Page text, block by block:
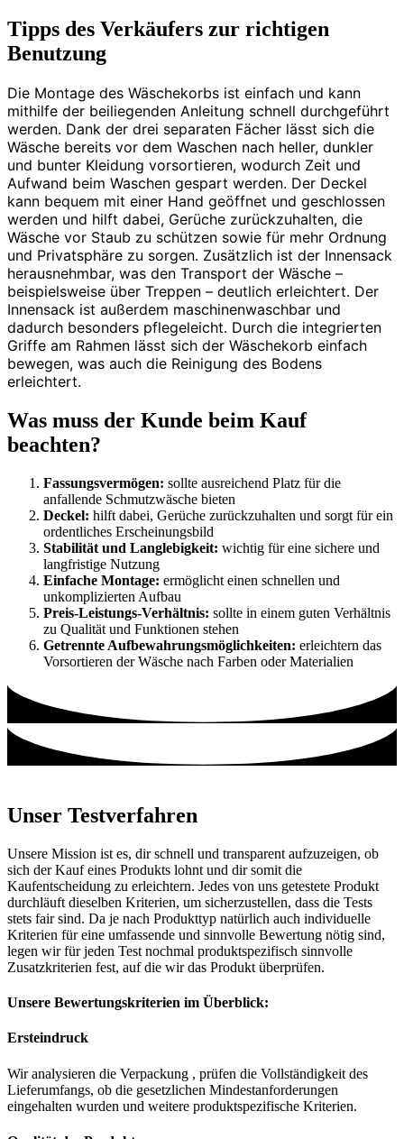
Tipps des Verkäufers zur richtigen
Benutzung
Die Montage des Wäschekorbs ist einfach und kann
mithilfe der beiliegenden Anleitung schnell durchgeführt
werden. Dank der drei separaten Fächer lässt sich die
Wäsche bereits vor dem Waschen nach heller, dunkler
und bunter Kleidung vorsortieren, wodurch Zeit und
Aufwand beim Waschen gespart werden. Der Deckel
kann bequem mit einer Hand geöffnet und geschlossen
werden und hilft dabei, Gerüche zurückzuhalten, die
Wäsche vor Staub zu schützen sowie für mehr Ordnung
und Privatsphäre zu sorgen. Zusätzlich ist der Innensack
herausnehmbar, was den Transport der Wäsche –
beispielsweise über Treppen – deutlich erleichtert. Der
Innensack ist außerdem maschinenwaschbar und
dadurch besonders pflegeleicht. Durch die integrierten
Griffe am Rahmen lässt sich der Wäschekorb einfach
bewegen, was auch die Reinigung des Bodens
erleichtert.
Was muss der Kunde beim Kauf
beachten?
Fassungsvermögen: sollte ausreichend Platz für die
anfallende Schmutzwäsche bieten
Deckel: hilft dabei, Gerüche zurückzuhalten und sorgt für ein
ordentliches Erscheinungsbild
Stabilität und Langlebigkeit: wichtig für eine sichere und
langfristige Nutzung
Einfache Montage: ermöglicht einen schnellen und
unkomplizierten Aufbau
Preis-Leistungs-Verhältnis: sollte in einem guten Verhältnis
zu Qualität und Funktionen stehen
Getrennte Aufbewahrungsmöglichkeiten: erleichtern das
Vorsortieren der Wäsche nach Farben oder Materialien
Unser Testverfahren
Unsere Mission ist es, dir schnell und transparent aufzuzeigen, ob
sich der Kauf eines Produkts lohnt und dir somit die
Kaufentscheidung zu erleichtern. Jedes von uns getestete Produkt
durchläuft dieselben Kriterien, um sicherzustellen, dass die Tests
stets fair sind. Da je nach Produkttyp natürlich auch individuelle
Kriterien für eine umfassende und sinnvolle Bewertung nötig sind,
legen wir für jeden Test nochmal produktspezifisch sinnvolle
Zusatzkriterien fest, auf die wir das Produkt überprüfen.
Unsere Bewertungskriterien im Überblick:
Ersteindruck
Wir analysieren die Verpackung , prüfen die Vollständigkeit des
Lieferumfangs, ob die gesetzlichen Mindestanforderungen
eingehalten wurden und weitere produktspezifische Kriterien.